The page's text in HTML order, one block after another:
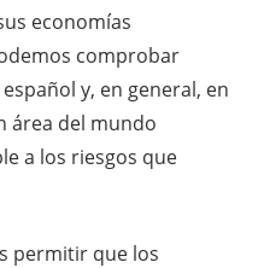
economías
comprobar
y, en general, en
área del mundo
a los riesgos que
permitir que los